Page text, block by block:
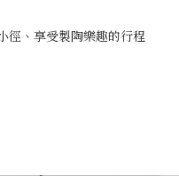
徑、享受製陶樂趣的行程